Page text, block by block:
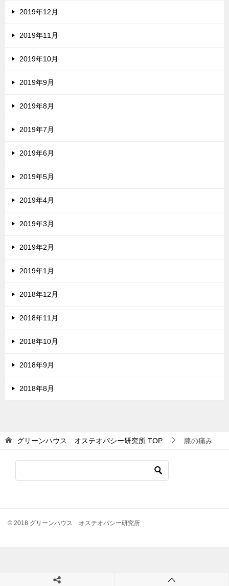
2019年12月
2019年11月
2019年10月
2019年9月
2019年8月
2019年7月
2019年6月
2019年5月
2019年4月
2019年3月
2019年2月
2019年1月
2018年12月
2018年11月
2018年10月
2018年9月
2018年8月
グリーンハウス オステオパシー研究所 TOP 膝の痛み
© 2018 グリーンハウス オステオパシー研究所